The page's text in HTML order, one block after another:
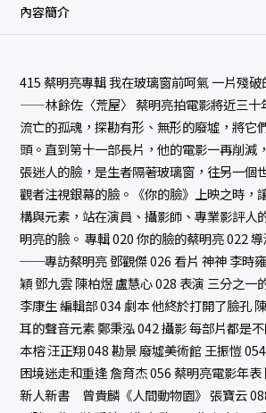
內容簡介
415 蔡明亮專輯 我在玻璃窗前呵氣 一片殘
——林餘佐〈荒屋〉 蔡明亮拍電影將近三十
流亡的孤魂，探勘有形、無形的廢墟，將它
頭。直到第十一部長片，他的電影一再削減
張迷人的臉，是生者隔著玻璃窗，往另一個
觀者注視銀幕的臉。《你的臉》上映之時，
構與元素，站在演員、攝影師、專業影評人
明亮的臉。 專輯 020 你的臉的蔡明亮 022
──專訪蔡明亮 鄧觀傑 026 看片 神神 李時
穎 鄧九雲 陳柏煜 盧慧心 028 表演 三分之
李康生 編輯部 034 劇本 他終於打開了臉孔
耳的聲音元素 鄭秉泓 042 攝影 每部片都是
本榕 汪正翔 048 勘景 廢墟美術館 王振愷
困境迷走和重逢 詹育杰 056 蔡明亮電影年
新人新書 曾貴麟《人間動物園》 張寶云